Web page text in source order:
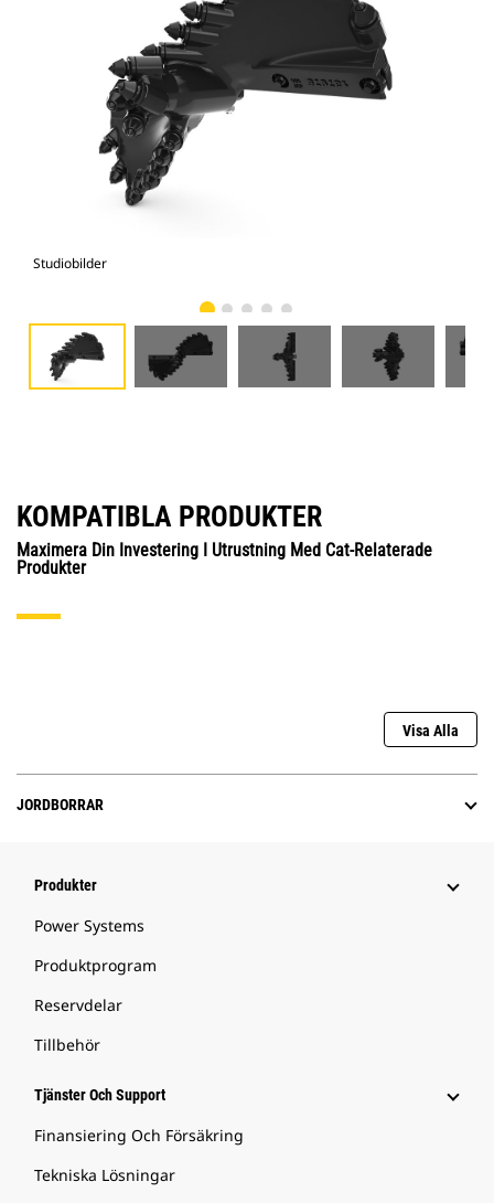
Studiobilder
KOMPATIBLA PRODUKTER
Maximera Din Investering I Utrustning Med Cat-Relaterade
Produkter
Visa Alla
JORDBORRAR
Produkter
Power Systems
Produktprogram
Reservdelar
Tillbehör
Tjänster Och Support
Finansiering Och Försäkring
Tekniska Lösningar